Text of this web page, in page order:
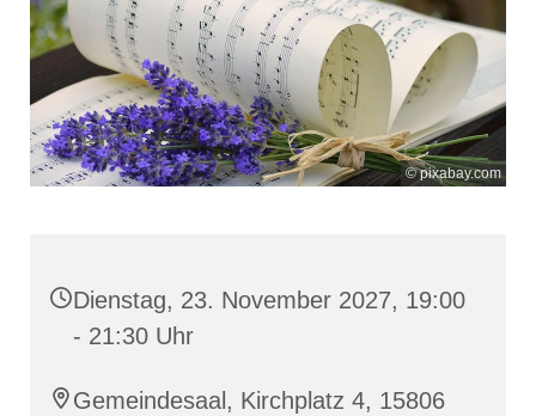
© pixabay.com
Dienstag, 23. November 2027, 19:00
- 21:30 Uhr
Gemeindesaal, Kirchplatz 4, 15806